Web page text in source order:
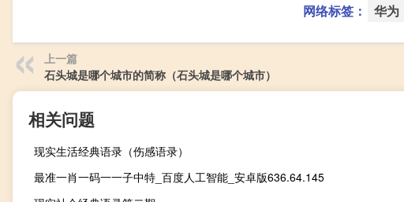
网络标签： 华为
上一篇
石头城是哪个城市的简称（石头城是哪个城市）
相关问题
现实生活经典语录（伤感语录）
最准一肖一码一一子中特_百度人工智能_安卓版636.64.145